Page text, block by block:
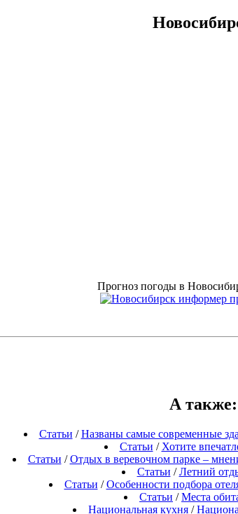
Прогноз погоды в
А также:
Статьи /Названы самые современные
Статьи / Хотите
Статьи /Отдых в веревочном парке –
Статьи /Летний
Статьи /Особенности подбора
Статьи /Места
Национальная кухня/